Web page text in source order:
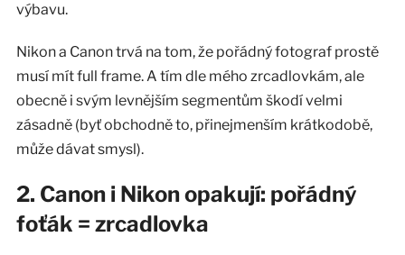
výbavu.
Nikon a Canon trvá na tom, že pořádný fotograf prostě
musí mít full frame. A tím dle mého zrcadlovkám, ale
obecně i svým levnějším segmentům škodí velmi
zásadně (byť obchodně to, přinejmenším krátkodobě,
může dávat smysl).
2. Canon i Nikon opakují: pořádný
foťák = zrcadlovka